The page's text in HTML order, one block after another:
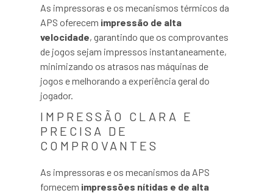
As impressoras e os mecanismos térmicos da
APS oferecem impressão de alta
velocidade, garantindo que os comprovantes
de jogos sejam impressos instantaneamente,
minimizando os atrasos nas máquinas de
jogos e melhorando a experiência geral do
jogador.
IMPRESSÃO CLARA E
PRECISA DE
COMPROVANTES
As impressoras e os mecanismos da APS
fornecem impressões nítidas e de alta